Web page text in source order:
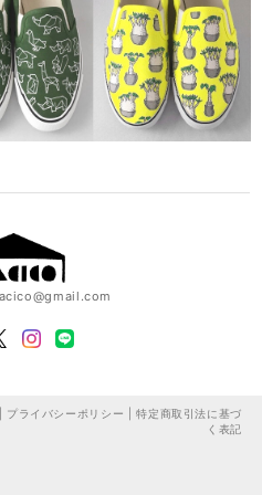
プライバシーポリシー |特定商取引法に基づ
く表記